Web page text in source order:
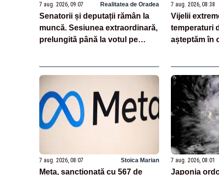
7 aug. 2026, 09:07 Realitatea de Oradea
Senatorii și deputații rămân la
muncă. Sesiunea extraordinară,
prelungită până la votul pe
7 aug. 2026, 08:38
Vijelii
temperaturi
așteptăm în
7 aug. 2026, 08:07 Stoica Marian
Meta, sancționată cu 567 de
7 aug. 2026, 08:01
Japonia